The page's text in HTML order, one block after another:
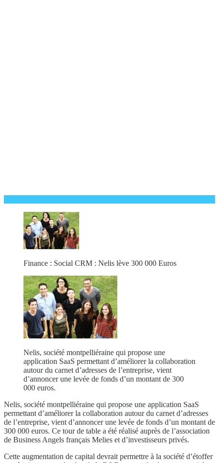
Finance : Social CRM : Nelis lève 300 000 Euros
Nelis, société montpelliéraine qui propose une
application SaaS permettant d’améliorer la collaboration
autour du carnet d’adresses de l’entreprise, vient
d’annoncer une levée de fonds d’un montant de 300
000 euros.
Nelis, société montpelliéraine qui propose une application SaaS
permettant d’améliorer la collaboration autour du carnet d’adresses
de l’entreprise, vient d’annoncer une levée de fonds d’un montant de
300 000 euros. Ce tour de table a été réalisé auprès de l’association
de Business Angels français Melies et d’investisseurs privés.
Cette augmentation de capital devrait permettre à la société d’étoffer